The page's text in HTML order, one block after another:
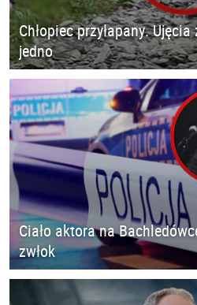
Chłopiec przyłapany.
jedno
Ciało aktora na
zwłok